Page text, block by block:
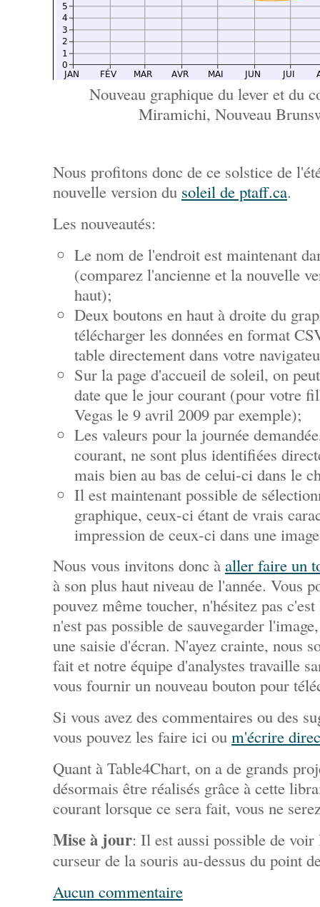
Nouveau graphique du lever et du
Miramichi, Nouveau
Nous profitons donc de ce solstice de
nouvelle version du soleil de ptaff.ca.
Les nouveautés:
Le nom de l'endroit est maintenant
(comparez l'ancienne et la nouvelle
haut);
Deux boutons en haut à droite du
télécharger les données en format
table directement dans votre
Sur la page d'accueil de soleil, on
date que le jour courant (pour votre
Vegas le 9 avril 2009 par exemple);
Les valeurs pour la journée
courant, ne sont plus identifiées
mais bien au bas de celui-ci dans le
Il est maintenant possible de
graphique, ceux-ci étant de vrais
impression de ceux-ci dans une
Nous vous invitons donc à aller faire un
à son plus haut niveau de l'année. Vous
pouvez même toucher, n'hésitez pas
n'est pas possible de sauvegarder
une saisie d'écran. N'ayez crainte, nous
fait et notre équipe d'analystes travaille
vous fournir un nouveau bouton pour
Si vous avez des commentaires ou des
vous pouvez les faire ici ou m'écrire
Quant à Table4Chart, on a de grands
désormais être réalisés grâce à cette
courant lorsque ce sera fait, vous ne
Mise à jour: Il est aussi possible de
curseur de la souris au-dessus du point
Aucun commentaire